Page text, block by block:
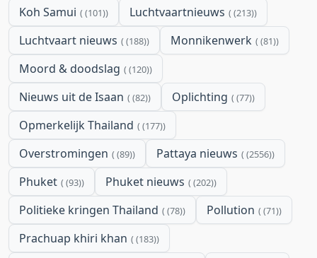
Koh Samui (101) Luchtvaartnieuws (213)
Luchtvaart nieuws (188) Monnikenwerk (81)
Moord & doodslag (120)
Nieuws uit de Isaan (82) Oplichting (77)
Opmerkelijk Thailand (177)
Overstromingen (89) Pattaya nieuws (2556)
Phuket (93) Phuket nieuws (202)
Politieke kringen Thailand (78) Pollution (71)
Prachuap khiri khan (183)